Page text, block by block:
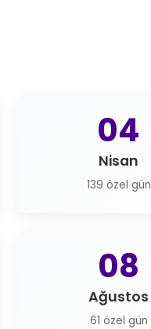
04
Nisan
139 özel gün
08
Ağustos
61 özel gün